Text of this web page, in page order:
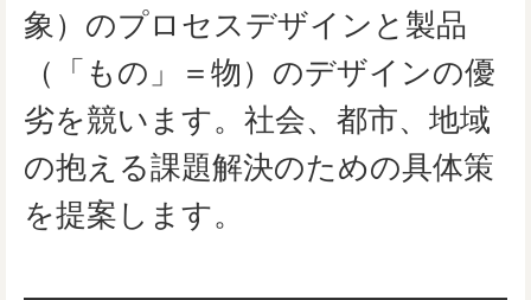
象）のプロセスデザインと製品
（「もの」＝物）のデザインの優
劣を競います。社会、都市、地域
の抱える課題解決のための具体策
を提案します。